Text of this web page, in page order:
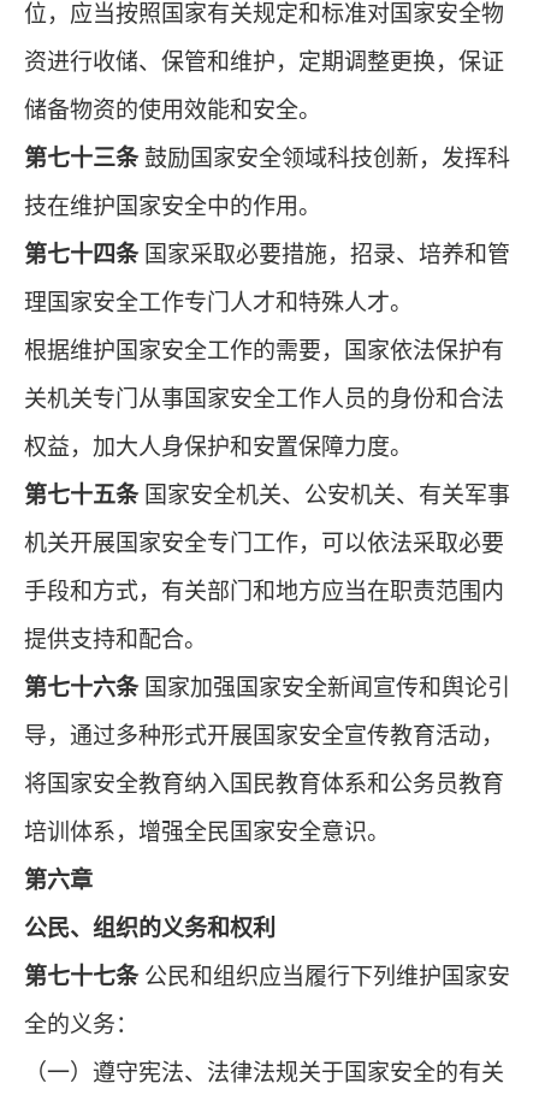
位，应当按照国家有关规定和标准对国家安全物
资进行收储、保管和维护，定期调整更换，保证
储备物资的使用效能和安全。
第七十三条鼓励国家安全领域科技创新，发挥科
技在维护国家安全中的作用。
第七十四条国家采取必要措施，招录、培养和管
理国家安全工作专门人才和特殊人才。
根据维护国家安全工作的需要，国家依法保护有
关机关专门从事国家安全工作人员的身份和合法
权益，加大人身保护和安置保障力度。
第七十五条 国家安全机关、公安机关、有关军事
机关开展国家安全专门工作，可以依法采取必要
手段和方式，有关部门和地方应当在职责范围内
提供支持和配合。
第七十六条 国家加强国家安全新闻宣传和舆论引
导，通过多种形式开展国家安全宣传教育活动，
将国家安全教育纳入国民教育体系和公务员教育
培训体系，增强全民国家安全意识。
第六章
公民、组织的义务和权利
第七十七条公民和组织应当履行下列维护国家安
全的义务：
（一）遵守宪法、法律法规关于国家安全的有关